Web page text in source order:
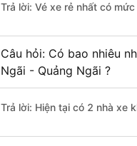
Trả lời: Vé xe rẻ nhất có
Câu hỏi: Có bao nhiêu
Ngãi - Quảng Ngãi ?
Trả lời: Hiện tại có 2 nhà xe